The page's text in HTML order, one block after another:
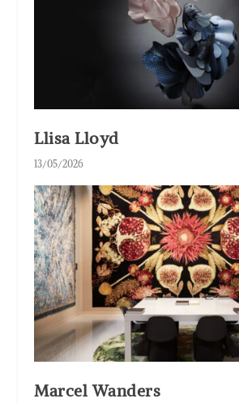
Llisa Lloyd
13/05/2026
Marcel Wanders